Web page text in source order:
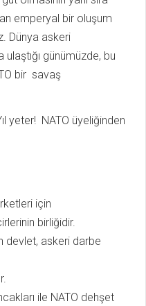
emperyal bir oluşum
Dünya askeri
günümüzde, bu
bir savaş
yeter! NATO üyeliğinden
için
birliğidir.
devlet, askeri darbe
ile NATO dehşet